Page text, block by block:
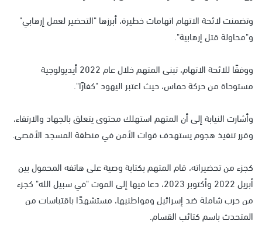
وتضمنت لائحة الاتهام اتهامات خطيرة، أبرزها "التحضير لعمل إرهابي"
و"محاولة قتل إرهابية".
ووفقًا للائحة الاتهام، تبنى المتهم خلال عام 2022 أيديولوجية
مستوحاة من حركة حماس، حيث اعتبر اليهود "كفارًا".
وأشارت النيابة إلى أن المتهم استهلك محتوى يتعلق بالجهاد والارتقاء،
وقرر تنفيذ هجوم يستهدف قوات الأمن في منطقة المسجد الأقصى.
كجزء من تحضيراته، قام المتهم بكتابة وصية على هاتفه المحمول بين
أبريل 2022 وأكتوبر 2023، دعا فيها إلى الموت "في سبيل الله" كجزء
من حرب شاملة ضد إسرائيل ومواطنيها، مستشهدًا باقتباسات من
المتحدث باسم كتائب القسام.